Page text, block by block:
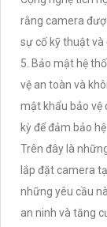
rằng camera
sự cố kỹ thuật và
5. Bảo mật hệ
vệ an toàn và
mật khẩu bảo vệ
kỳ để đảm bảo
Trên đây là
lắp đặt camera
những yêu cầu
an ninh và tăng